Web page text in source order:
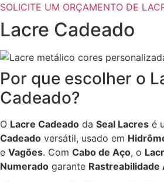
SOLICITE UM ORÇAMENTO DE
Lacre Cadeado
Por que escolher o
Cadeado?
O Lacre Cadeado da Seal Lacres é
Cadeado versátil, usado em
e Vagões. Com Cabo de Aço, o
Numerado garante Rastreabilidade